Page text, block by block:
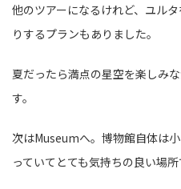
他のツアーになるけれど、ユル
りするプランもありました。
夏だったら満点の星空を楽しみ
す。
次はMuseumへ。博物館自体は
っていてとても気持ちの良い場所